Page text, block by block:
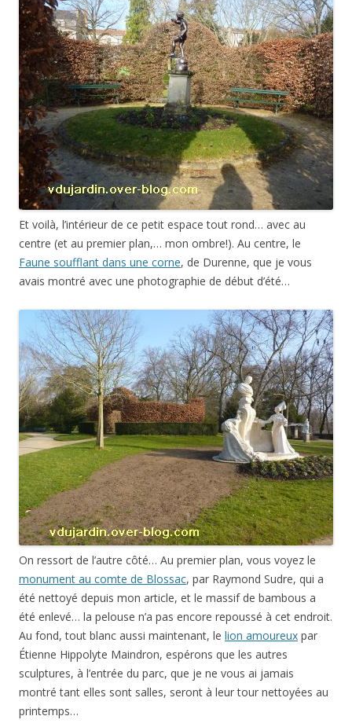
Et voilà, l’intérieur de ce petit espace tout rond… avec au
centre (et au premier plan,… mon ombre!). Au centre, le
Faune soufflant dans une corne, de Durenne, que je vous
avais montré avec une photographie de début d’été…
On ressort de l’autre côté… Au premier plan, vous voyez le
monument au comte de Blossac, par Raymond Sudre, qui a
été nettoyé depuis mon article, et le massif de bambous a
été enlevé… la pelouse n’a pas encore repoussé à cet endroit.
Au fond, tout blanc aussi maintenant, le lion amoureux par
Étienne Hippolyte Maindron, espérons que les autres
sculptures, à l’entrée du parc, que je ne vous ai jamais
montré tant elles sont salles, seront à leur tour nettoyées au
printemps…